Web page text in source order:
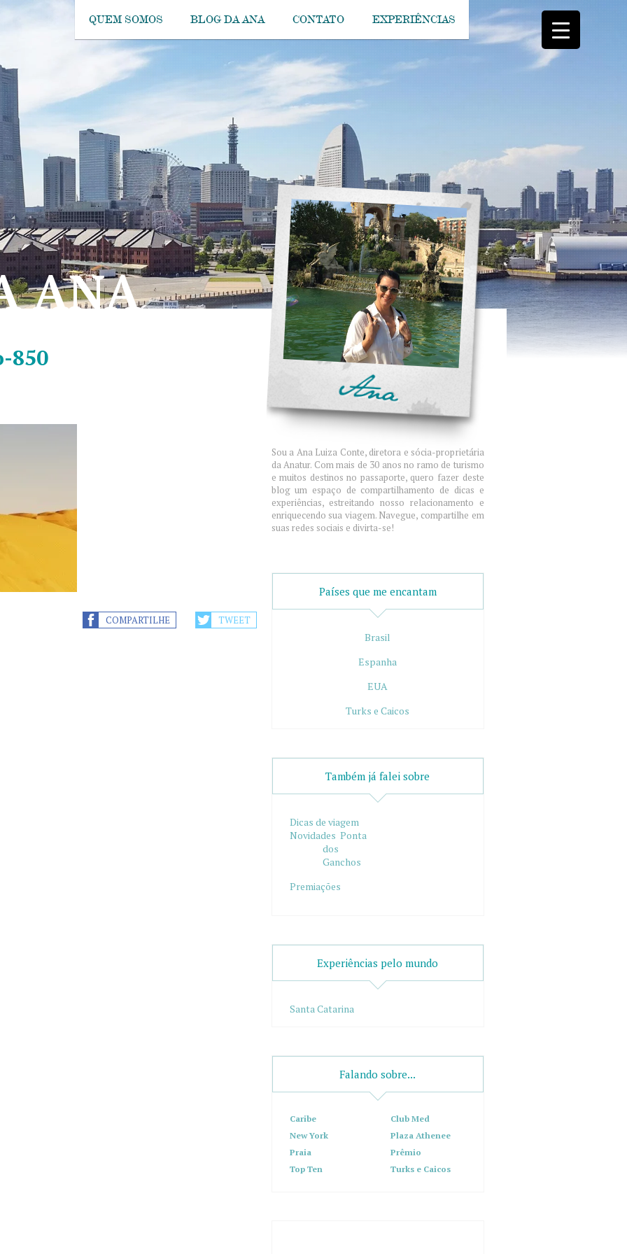
QUEM SOMOS BLOG DA ANA CONTATO EXPERIÊNCIAS
ANA
850
COMPARTILHE TWEET
Ana
Sou a Ana Luiza Conte, diretora e sócia-proprietária
da Anatur. Com mais de 30 anos no ramo de turismo
e muitos destinos no passaporte, quero fazer deste
blog um espaço de compartilhamento de dicas e
experiências, estreitando nosso relacionamento e
enriquecendo sua viagem. Navegue, compartilhe em
suas redes sociais e divirta-se!
Países que me encantam
Brasil
Espanha
EUA
Turks e Caicos
Também já falei sobre
Dicas de viagem
Novidades Ponta
dos
Ganchos
Premiações
Experiências pelo mundo
Santa Catarina
Falando sobre...
Caribe
Club Med
New York
Plaza Athenee
Praia
Prêmio
Top Ten
Turks e Caicos